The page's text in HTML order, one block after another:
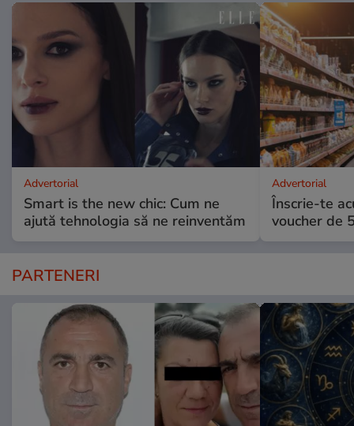
Advertorial
Smart is the new chic: Cum ne
ajută tehnologia să ne reinventăm
Advertorial
Înscrie-te
voucher de
PARTENERI